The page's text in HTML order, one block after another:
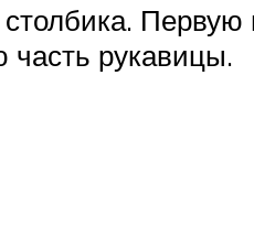
Первую
часть рукавицы.